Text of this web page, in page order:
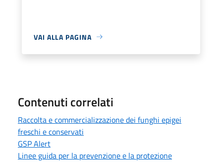
VAI ALLA PAGINA
Contenuti correlati
Raccolta e commercializzazione dei funghi epigei
freschi e conservati
GSP Alert
Linee guida per la prevenzione e la protezione